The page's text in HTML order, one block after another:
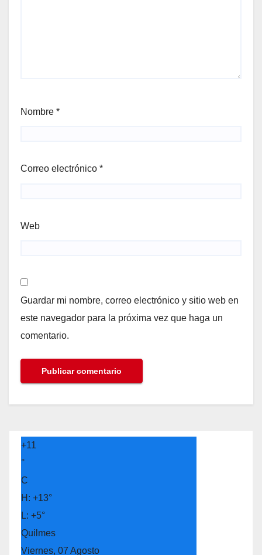
Nombre *
Correo electrónico *
Web
Guardar mi nombre, correo electrónico y sitio web en
este navegador para la próxima vez que haga un
comentario.
+11
°
C
H: +13°
L: +5°
Quilmes
Viernes, 07 Agosto